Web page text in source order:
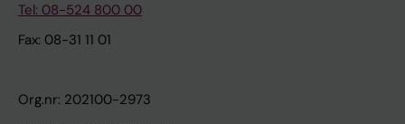
Tel: 08-524 800 00
Fax: 08-31 11 01
Org.nr: 202100-2973